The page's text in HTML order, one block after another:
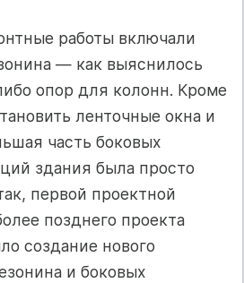
работы включали
— как выяснилось
опор для колонн. Кроме
ленточные окна и
часть боковых
здания была просто
первой проектной
позднего проекта
создание нового
и боковых